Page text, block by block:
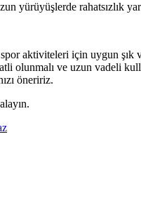
yürüyüşlerde rahatsızlık
aktiviteleri için uygun
olunmalı ve uzun vadeli
öneririz.